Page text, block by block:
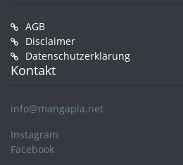
AGB
Disclaimer
Datenschutzerklärung
Kontakt
info@mangapla.net
Instagram
Facebook